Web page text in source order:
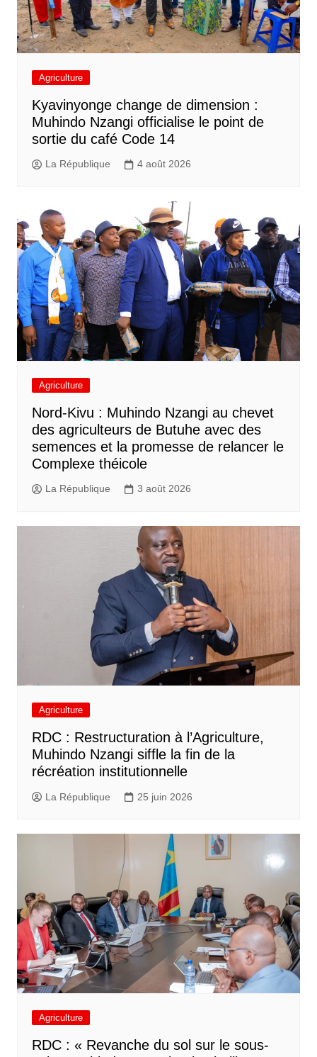
Agriculture
Kyavinyonge change de dimension :
Muhindo Nzangi officialise le point de
sortie du café Code 14
La République 4 août 2026
Agriculture
Nord-Kivu : Muhindo Nzangi au chevet
des agriculteurs de Butuhe avec des
semences et la promesse de relancer le
Complexe théicole
La République 3 août 2026
Agriculture
RDC : Restructuration à l’Agriculture,
Muhindo Nzangi siffle la fin de la
récréation institutionnelle
La République 25 juin 2026
Agriculture
RDC : « Revanche du sol sur le sous-